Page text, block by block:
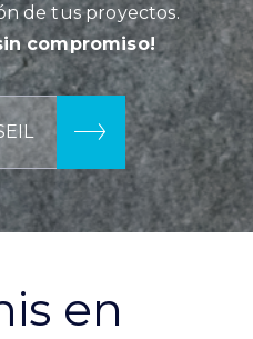
de tus proyectos.
compromiso!
en